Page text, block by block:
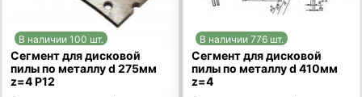
В наличии 100 шт.
Сегмент для дисковой
пилы по металлу d 275мм
z=4 Р12
В наличии 776 шт.
Сегмент для дисковой
пилы по металлу d 410мм
z=4